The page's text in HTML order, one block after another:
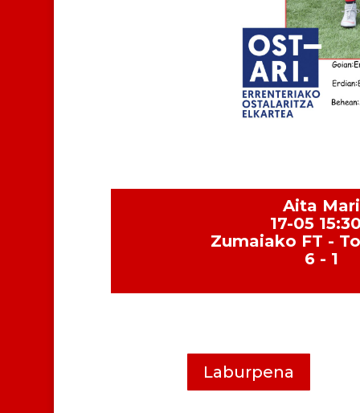
Aita Mari
17-05
Zumaiako FT -
6 - 1
Laburpena